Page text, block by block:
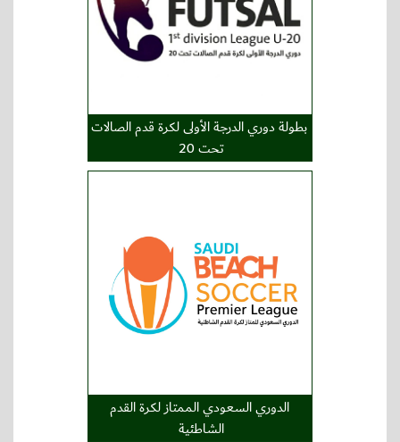
بطولة دوري الدرجة الأولى لكرة قدم الصالات
تحت 20
الدوري السعودي الممتاز لكرة القدم
الشاطئية